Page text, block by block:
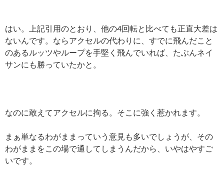
はい。上記引用のとおり、他の4回転と比べても正直大差は
ないんです。ならアクセルの代わりに、すでに飛んだこと
のあるルッツやループを手堅く飛んでいれば、たぶんネイ
サンにも勝っていたかと。
なのに敢えてアクセルに拘る。そこに強く惹かれます。
まぁ単なるわがままっていう意見も多いでしょうが、その
わがままをこの場で通してしまうんだから、いやはやすご
いです。